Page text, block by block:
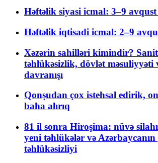
Həftəlik siyasi icmal: 3–9 avqust
Həftəlik iqtisadi icmal: 2–9
Xəzərin sahilləri kimindir?
təhlükəsizlik, dövlət məsuliyyəti
davranışı
Qonşudan çox istehsal edirik,
baha alırıq
81 il sonra Hiroşima: nüvə
yeni təhlükələr və Azərbaycanın
təhlükəsizliyi